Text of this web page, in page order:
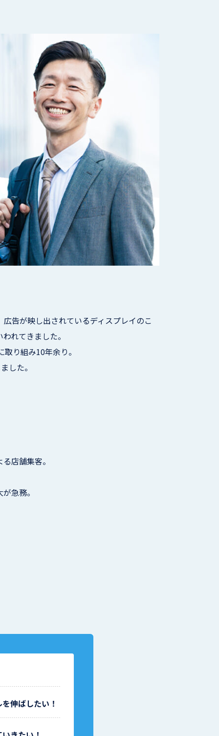
告が映し出されているディスプレイのこ
れてきました。
り組み10年余り。
した。
店舗集客。
急務。
伸ばしたい！